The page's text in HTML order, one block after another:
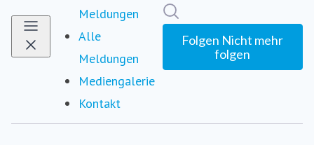
Meldungen
Alle
Meldungen
Mediengalerie
Kontakt
Folgen Nicht mehr
folgen